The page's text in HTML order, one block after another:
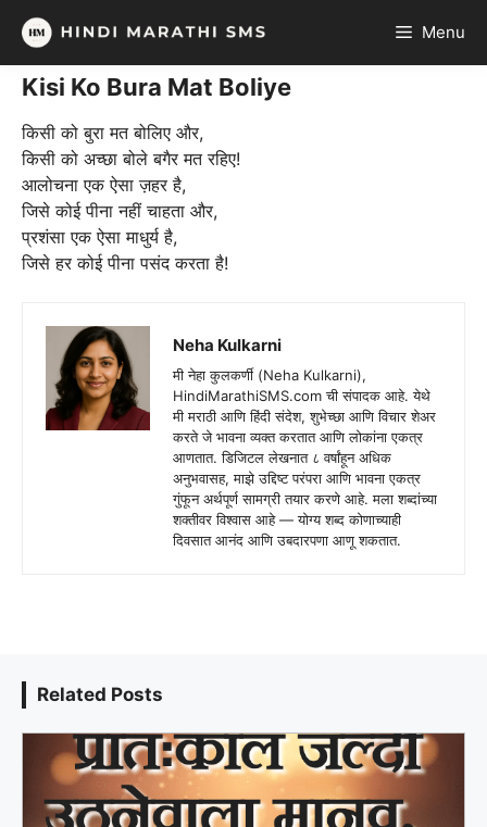
Skip
content
Menu
Kisi Ko Bura Mat Boliye
किसी को बुरा मत बोलिए और,
किसी को अच्छा बोले बगैर मत रहिए!
आलोचना एक ऐसा ज़हर है,
जिसे कोई पीना नहीं चाहता और,
प्रशंसा एक ऐसा माधुर्य है,
जिसे हर कोई पीना पसंद करता है!
Neha Kulkarni
मी नेहा कुलकर्णी (Neha Kulkarni),
HindiMarathiSMS.com ची संपादक आहे. येथे
मी मराठी आणि हिंदी संदेश, शुभेच्छा आणि विचार शेअर
करते जे भावना व्यक्त करतात आणि लोकांना एकत्र
आणतात. डिजिटल लेखनात ८ वर्षांहून अधिक
अनुभवासह, माझे उद्दिष्ट परंपरा आणि भावना एकत्र
गुंफून अर्थपूर्ण सामग्री तयार करणे आहे. मला शब्दांच्या
शक्तीवर विश्वास आहे — योग्य शब्द कोणाच्याही
दिवसात आनंद आणि उबदारपणा आणू शकतात.
Related Posts